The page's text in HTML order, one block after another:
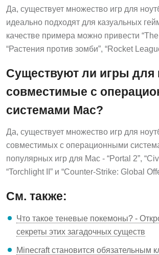
Да, существует множество игр для
идеально подходят для казуальных
качестве примера можно привести “The
“Растения против зомби”, “Rocket
Существуют ли игры для
совместимые с
системами Mac?
Да, существует множество игр для
совместимых с операционными
популярных игр для Mac - “Portal 2”,
“Torchlight II” и “Counter-Strike: Global
См. также:
Что такое теневые покемоны? -
секреты этих загадочных существ
Minecraft становится обязательным